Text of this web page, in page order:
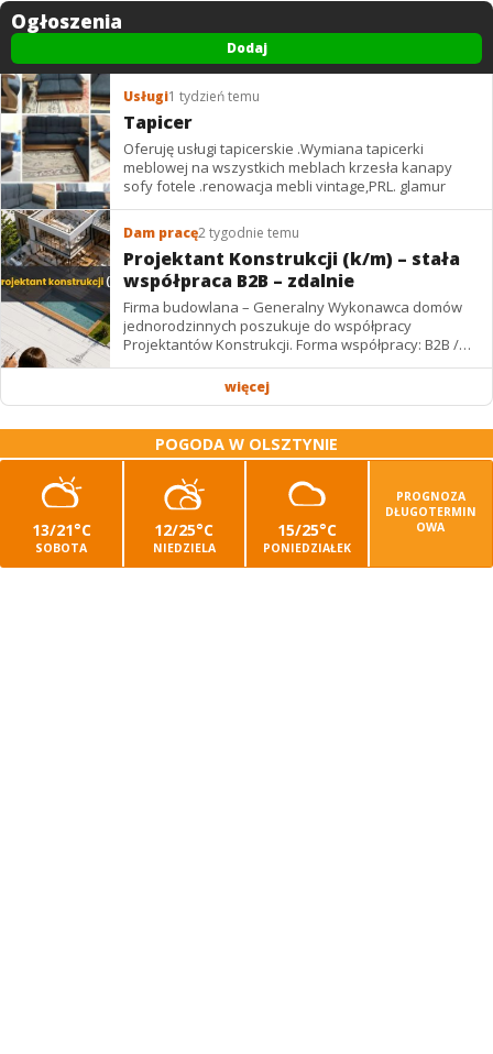
Ogłoszenia
Dodaj
Usługi1 tydzień temu
Tapicer
Oferuję usługi tapicerskie .Wymiana tapicerki
meblowej na wszystkich meblach krzesła kanapy
sofy fotele .renowacja mebli vintage,PRL. glamur
Dam pracę2 tygodnie temu
Projektant Konstrukcji (k/m) – stała
współpraca B2B – zdalnie
Firma budowlana – Generalny Wykonawca domów
jednorodzinnych poszukuje do współpracy
Projektantów Konstrukcji. Forma współpracy: B2B /
podwykonawstwo – zdalnie. Wynagrodzenie: ✔
więcej
POGODA W OLSZTYNIE
13/21°C
SOBOTA
12/25°C
NIEDZIELA
15/25°C
PONIEDZIAŁEK
PROGNOZA
DŁUGOTERMIN
OWA